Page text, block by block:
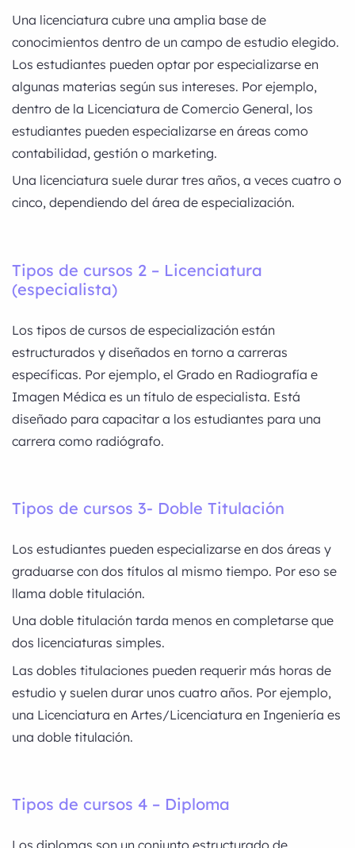
Una licenciatura cubre una amplia base de
conocimientos dentro de un campo de estudio elegido.
Los estudiantes pueden optar por especializarse en
algunas materias según sus intereses. Por ejemplo,
dentro de la Licenciatura de Comercio General, los
estudiantes pueden especializarse en áreas como
contabilidad, gestión o marketing.
Una licenciatura suele durar tres años, a veces cuatro o
cinco, dependiendo del área de especialización.
Tipos de cursos 2 – Licenciatura
(especialista)
Los tipos de cursos de especialización están
estructurados y diseñados en torno a carreras
específicas. Por ejemplo, el Grado en Radiografía e
Imagen Médica es un título de especialista. Está
diseñado para capacitar a los estudiantes para una
carrera como radiógrafo.
Tipos de cursos 3- Doble Titulación
Los estudiantes pueden especializarse en dos áreas y
graduarse con dos títulos al mismo tiempo. Por eso se
llama doble titulación.
Una doble titulación tarda menos en completarse que
dos licenciaturas simples.
Las dobles titulaciones pueden requerir más horas de
estudio y suelen durar unos cuatro años. Por ejemplo,
una Licenciatura en Artes/Licenciatura en Ingeniería es
una doble titulación.
Tipos de cursos 4 – Diploma